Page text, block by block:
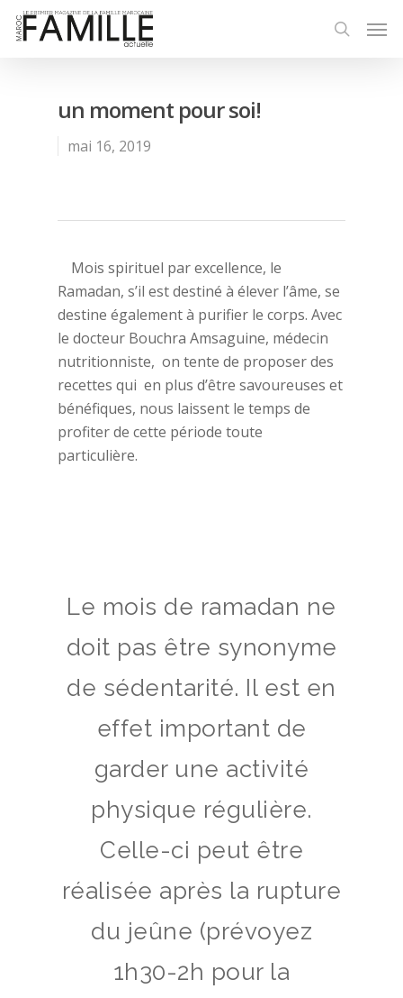
un moment pour soi!
mai 16, 2019
Mois spirituel par excellence, le
Ramadan, s’il est destiné à élever l’âme, se
destine également à purifier le corps. Avec
le docteur Bouchra Amsaguine, médecin
nutritionniste, on tente de proposer des
recettes qui en plus d’être savoureuses et
bénéfiques, nous laissent le temps de
profiter de cette période toute
particulière.
Le mois de ramadan ne
doit pas être synonyme
de sédentarité. Il est en
effet important de
garder une activité
physique régulière.
Celle-ci peut être
réalisée après la rupture
du jeûne (prévoyez
1h30-2h pour la